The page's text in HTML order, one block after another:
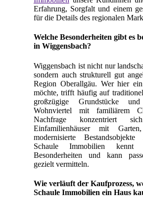
Erfahrung, Sorgfalt und einem
für die Details des regionalen
Welche Besonderheiten gibt es
in Wiggensbach?
Wiggensbach ist nicht nur
sondern auch strukturell gut
Region Oberallgäu. Wer hier
möchte, trifft häufig auf
großzügige Grundstücke und
Wohnviertel mit familiärem
Nachfrage konzentriert
Einfamilienhäuser mit
modernisierte
Schaule Immobilien kennt
Besonderheiten und kann
gezielt vermitteln.
Wie verläuft der Kaufprozess,
Schaule Immobilien ein Haus